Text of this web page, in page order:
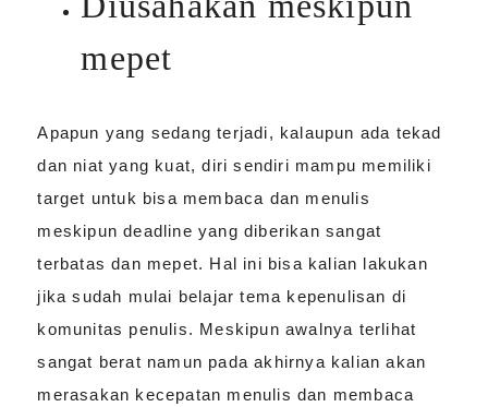
mepet
Apapun yang sedang terjadi, kalaupun ada tekad
dan niat yang kuat, diri sendiri mampu memiliki
target untuk bisa membaca dan menulis
meskipun deadline yang diberikan sangat
terbatas dan mepet. Hal ini bisa kalian lakukan
jika sudah mulai belajar tema kepenulisan di
komunitas penulis. Meskipun awalnya terlihat
sangat berat namun pada akhirnya kalian akan
merasakan kecepatan menulis dan membaca